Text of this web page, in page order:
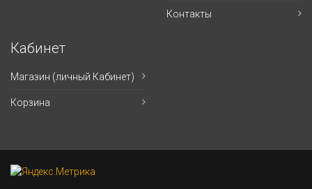
Контакты
Кабинет
Магазин (личный Кабинет)
Корзина